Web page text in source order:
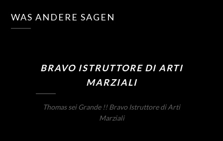
WAS ANDERE SAGEN
BRAVO ISTRUTTORE DI ARTI
MARZIALI
Thomas sei Grande !! Bravo Istruttore di Arti
Marziali